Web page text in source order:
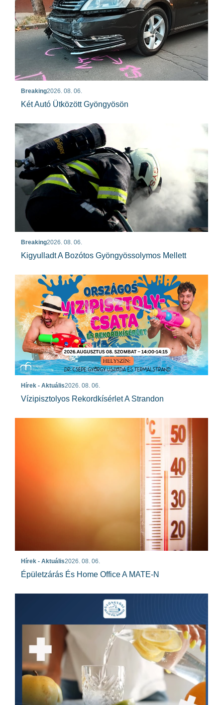
Breaking2026. 08. 06.
Két Autó Ütközött Gyöngyösön
Breaking2026. 08. 06.
Kigyulladt A Bozótos Gyöngyössolymos Mellett
Hírek - Aktuális2026. 08. 06.
Vízipisztolyos Rekordkísérlet A Strandon
Hírek - Aktuális2026. 08. 06.
Épületzárás És Home Office A MATE-N